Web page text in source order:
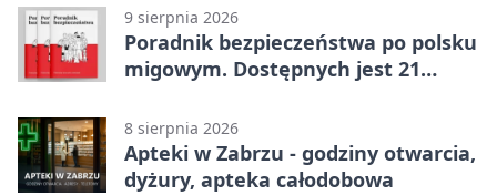
9 sierpnia 2026
Poradnik bezpieczeństwa po polsku
migowym. Dostępnych jest 21
8 sierpnia 2026
Apteki w Zabrzu - godziny otwarcia,
dyżury, apteka całodobowa